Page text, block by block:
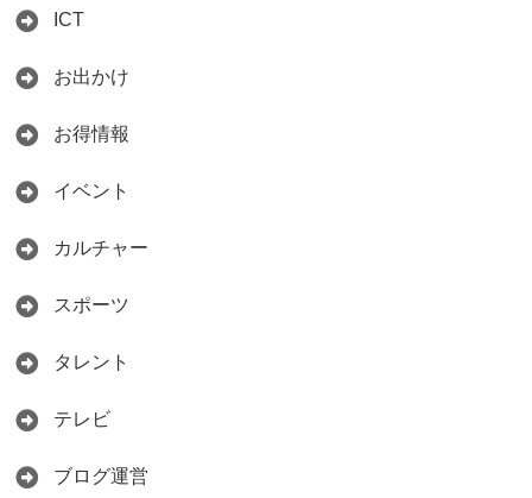
ICT
お出かけ
お得情報
イベント
カルチャー
スポーツ
タレント
テレビ
ブログ運営